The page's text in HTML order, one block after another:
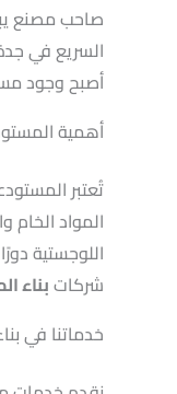
صاحب مصنع
السريع في
أصبح وجود
أهمية
تُعتبر
المواد الخام
اللوجستية
شركاتبناء
خدماتنا في